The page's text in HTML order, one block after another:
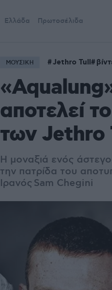
Ελλάδα Πρωτοσέλιδα
ΜΟΥΣΙΚΗ Jethro Tull
αποτελεί
των Jethro
Η μοναξιά ενός
την πατρίδα του
Ιρανός Sam Chegini